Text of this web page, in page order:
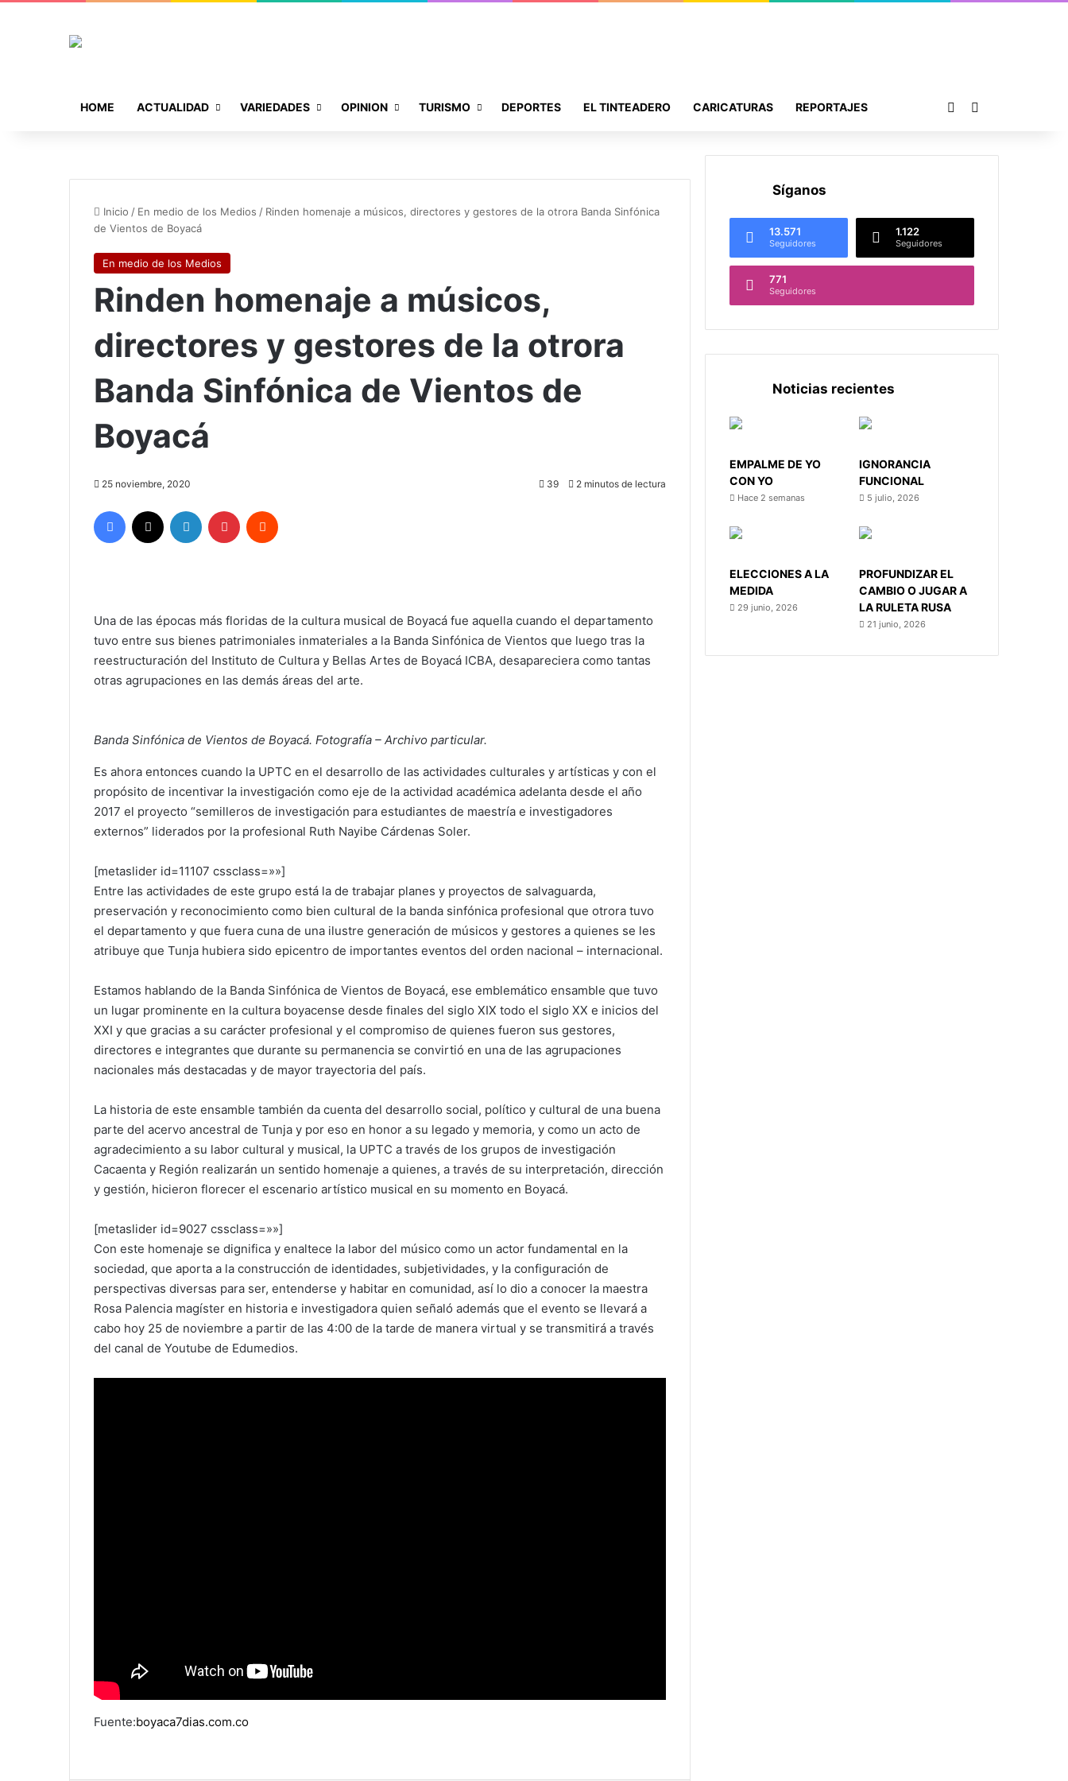
HOME ACTUALIDAD VARIEDADES OPINION TURISMO DEPORTES EL TINTEADERO CARICATURAS REPORTAJES Publicación al azar
Inicio / En medio de los Medios / Rinden homenaje a músicos, directores y gestores de la otrora Banda Sinfónica
de Vientos de Boyacá
En medio de los Medios
Rinden homenaje a músicos,
directores y gestores de la otrora
Banda Sinfónica de Vientos de
Boyacá
25 noviembre, 2020 39 2 minutos de lectura
Facebook LinkedIn Pinterest
Una de las épocas más floridas de la cultura musical de Boyacá fue aquella cuando el departamento
tuvo entre sus bienes patrimoniales inmateriales a la Banda Sinfónica de Vientos que luego tras la
reestructuración del Instituto de Cultura y Bellas Artes de Boyacá ICBA, desapareciera como tantas
otras agrupaciones en las demás áreas del arte.
Banda Sinfónica de Vientos de Boyacá. Fotografía – Archivo particular.
Es ahora entonces cuando la UPTC en el desarrollo de las actividades culturales y artísticas y con el
propósito de incentivar la investigación como eje de la actividad académica adelanta desde el año
2017 el proyecto “semilleros de investigación para estudiantes de maestría e investigadores
externos” liderados por la profesional Ruth Nayibe Cárdenas Soler.
[metaslider id=11107 cssclass=»»]
Entre las actividades de este grupo está la de trabajar planes y proyectos de salvaguarda,
preservación y reconocimiento como bien cultural de la banda sinfónica profesional que otrora tuvo
el departamento y que fuera cuna de una ilustre generación de músicos y gestores a quienes se les
atribuye que Tunja hubiera sido epicentro de importantes eventos del orden nacional – internacional.
Estamos hablando de la Banda Sinfónica de Vientos de Boyacá, ese emblemático ensamble que tuvo
un lugar prominente en la cultura boyacense desde finales del siglo XIX todo el siglo XX e inicios del
XXI y que gracias a su carácter profesional y el compromiso de quienes fueron sus gestores,
directores e integrantes que durante su permanencia se convirtió en una de las agrupaciones
nacionales más destacadas y de mayor trayectoria del país.
La historia de este ensamble también da cuenta del desarrollo social, político y cultural de una buena
parte del acervo ancestral de Tunja y por eso en honor a su legado y memoria, y como un acto de
agradecimiento a su labor cultural y musical, la UPTC a través de los grupos de investigación
Cacaenta y Región realizarán un sentido homenaje a quienes, a través de su interpretación, dirección
y gestión, hicieron florecer el escenario artístico musical en su momento en Boyacá.
[metaslider id=9027 cssclass=»»]
Con este homenaje se dignifica y enaltece la labor del músico como un actor fundamental en la
sociedad, que aporta a la construcción de identidades, subjetividades, y la configuración de
perspectivas diversas para ser, entenderse y habitar en comunidad, así lo dio a conocer la maestra
Rosa Palencia magíster en historia e investigadora quien señaló además que el evento se llevará a
cabo hoy 25 de noviembre a partir de las 4:00 de la tarde de manera virtual y se transmitirá a través
del canal de Youtube de Edumedios.
Fuente:boyaca7dias.com.co
Síganos
13.571
Seguidores
1.122
Seguidores
771
Seguidores
Noticias recientes
EMPALME DE YO
CON YO
Hace 2 semanas
IGNORANCIA
FUNCIONAL
5 julio, 2026
ELECCIONES A LA
MEDIDA
29 junio, 2026
PROFUNDIZAR EL
CAMBIO O JUGAR A
LA RULETA RUSA
21 junio, 2026